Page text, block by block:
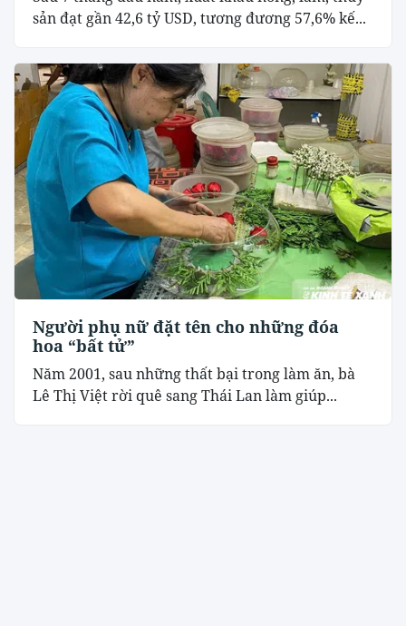
sản đạt gần 42,6 tỷ USD, tương đương 57,6% kế...
Người phụ nữ đặt tên cho những đóa
hoa “bất tử”
Năm 2001, sau những thất bại trong làm ăn, bà
Lê Thị Việt rời quê sang Thái Lan làm giúp...